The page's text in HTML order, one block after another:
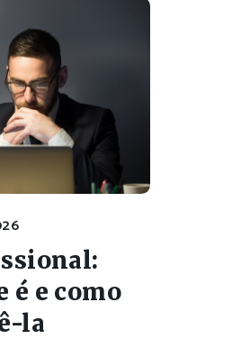
é e como
la